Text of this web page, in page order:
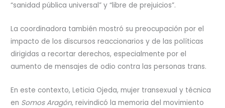
“sanidad pública universal” y “libre de prejuicios”.
La coordinadora también mostró su preocupación por el
impacto de los discursos reaccionarios y de las políticas
dirigidas a recortar derechos, especialmente por el
aumento de mensajes de odio contra las personas trans.
En este contexto, Leticia Ojeda, mujer transexual y técnica
en Somos Aragón, reivindicó la memoria del movimiento